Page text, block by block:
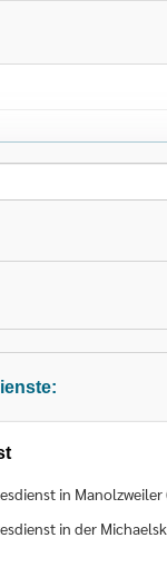
auf der
in Manolzweiler
in der